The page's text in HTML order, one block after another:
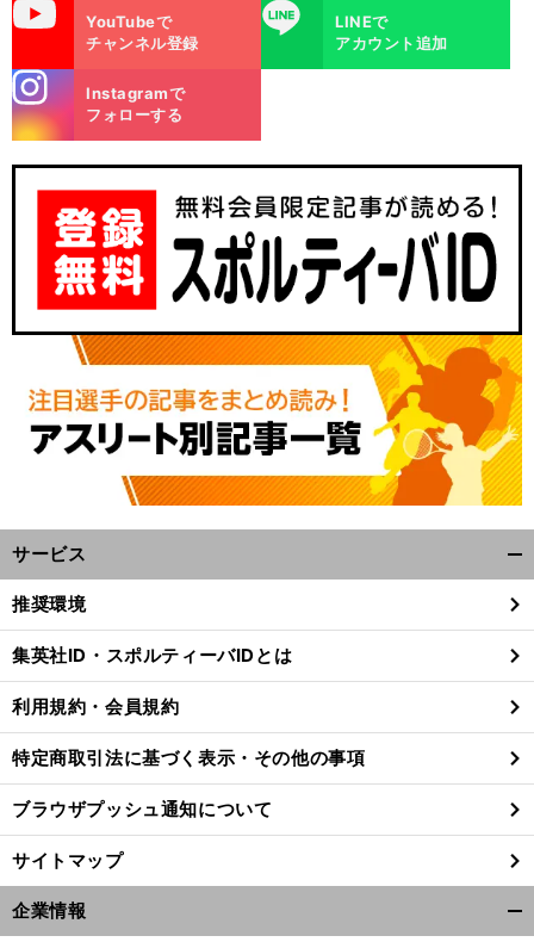
、
.
YouTubeで
チャンネル登録
LINE
LINEで
アカウント追加
m
Instagramで
フォローする
サービス
閉
る
推奨環境
集英社ID・スポルティーバIDとは
利用規約・会員規約
特定商取引法に基づく表示・その他の事項
ブラウザプッシュ通知について
サイトマップ
企業情報